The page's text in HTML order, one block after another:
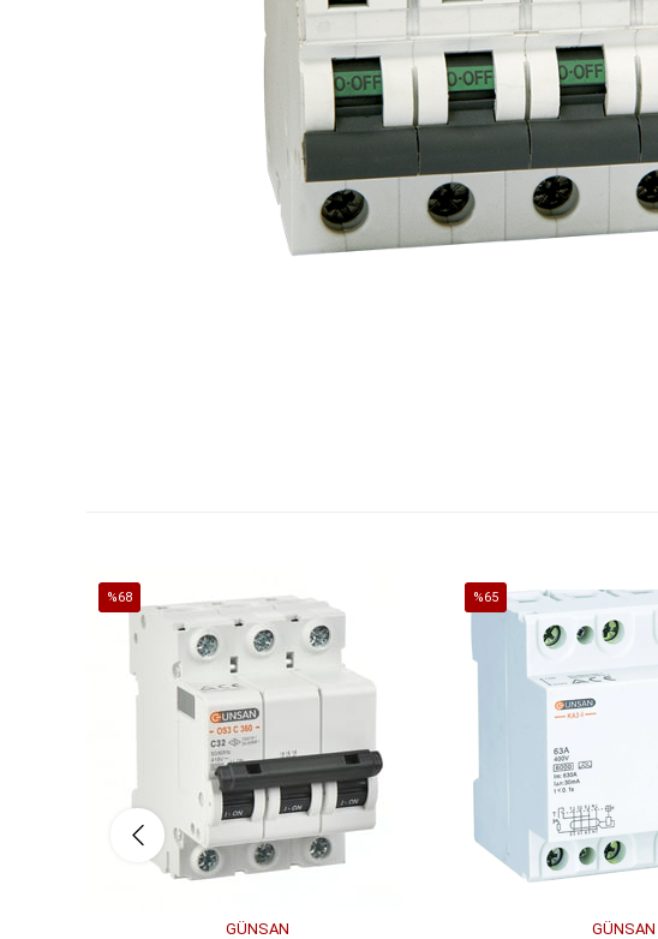
%68
İndirim
GÜNSAN
%65
%65İndirim
GÜNSAN